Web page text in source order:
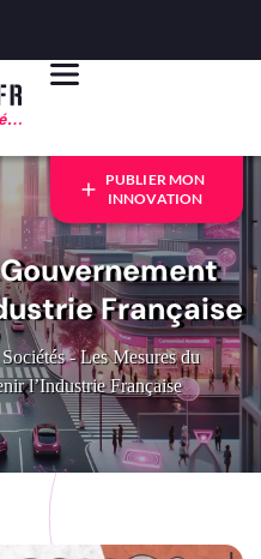
PUBLIER MON
INNOVATION
Française
- Les Mesures du
l’Industrie Française